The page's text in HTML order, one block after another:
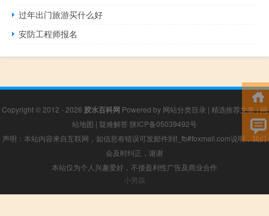
过年出门旅游买什么好
安防工程师报名
Copyright © 2012 - 2026 胶水百科网 Powered by 网站分类目录 | 精选推荐文章|网
站地图 | 疑难解答 陕ICP备05039492号
声明：本站内容来自互联网，如信息有错误可发邮件到f_fb#foxmail.com说明，我们
会及时纠正，谢谢
本站仅为个人兴趣爱好，不接盈利性广告及商业合作
小男孩